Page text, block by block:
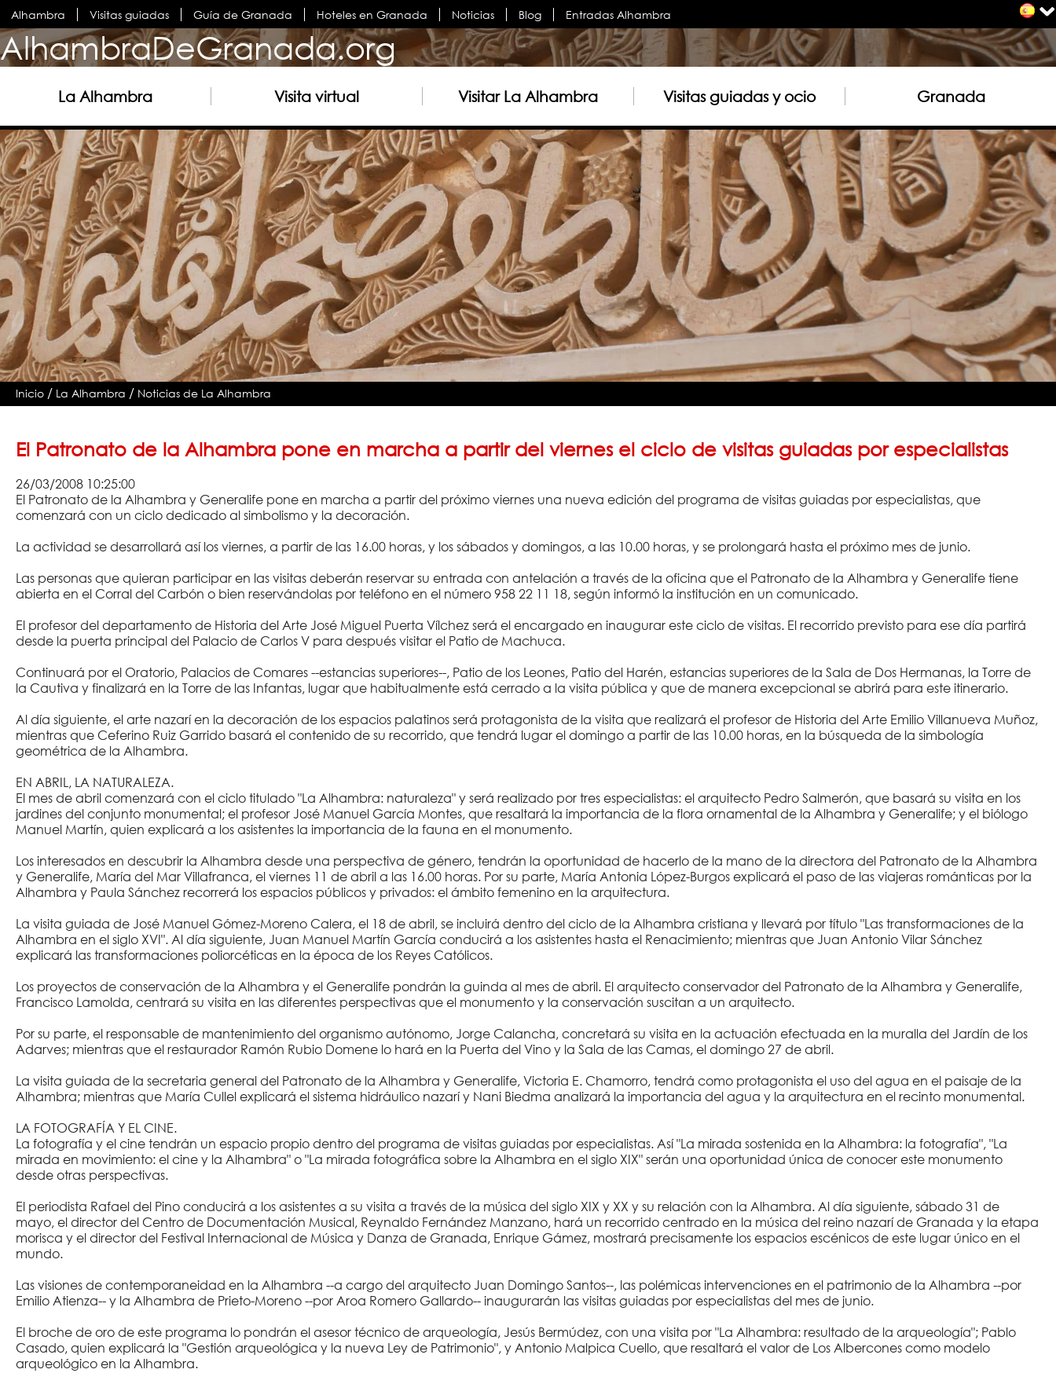
Alhambra Visitas guiadas Guía de Granada Hoteles en Granada Noticias Blog Entradas Alhambra
AlhambraDeGranada.org
La Alhambra Visita virtual Visitar La Alhambra Visitas guiadas y ocio Granada
Inicio / La Alhambra / Noticias de La Alhambra
El Patronato de la Alhambra pone en marcha a partir del viernes el ciclo de visitas guiadas por especialistas
26/03/2008 10:25:00
El Patronato de la Alhambra y Generalife pone en marcha a partir del próximo viernes una nueva edición del programa de visitas guiadas por especialistas, que
comenzará con un ciclo dedicado al simbolismo y la decoración.
La actividad se desarrollará así los viernes, a partir de las 16.00 horas, y los sábados y domingos, a las 10.00 horas, y se prolongará hasta el próximo mes de junio.
Las personas que quieran participar en las visitas deberán reservar su entrada con antelación a través de la oficina que el Patronato de la Alhambra y Generalife tiene
abierta en el Corral del Carbón o bien reservándolas por teléfono en el número 958 22 11 18, según informó la institución en un comunicado.
El profesor del departamento de Historia del Arte José Miguel Puerta Vílchez será el encargado en inaugurar este ciclo de visitas. El recorrido previsto para ese día partirá
desde la puerta principal del Palacio de Carlos V para después visitar el Patio de Machuca.
Continuará por el Oratorio, Palacios de Comares --estancias superiores--, Patio de los Leones, Patio del Harén, estancias superiores de la Sala de Dos Hermanas, la Torre de
la Cautiva y finalizará en la Torre de las Infantas, lugar que habitualmente está cerrado a la visita pública y que de manera excepcional se abrirá para este itinerario.
Al día siguiente, el arte nazarí en la decoración de los espacios palatinos será protagonista de la visita que realizará el profesor de Historia del Arte Emilio Villanueva Muñoz,
mientras que Ceferino Ruiz Garrido basará el contenido de su recorrido, que tendrá lugar el domingo a partir de las 10.00 horas, en la búsqueda de la simbología
geométrica de la Alhambra.
EN ABRIL, LA NATURALEZA.
El mes de abril comenzará con el ciclo titulado "La Alhambra: naturaleza" y será realizado por tres especialistas: el arquitecto Pedro Salmerón, que basará su visita en los
jardines del conjunto monumental; el profesor José Manuel García Montes, que resaltará la importancia de la flora ornamental de la Alhambra y Generalife; y el biólogo
Manuel Martín, quien explicará a los asistentes la importancia de la fauna en el monumento.
Los interesados en descubrir la Alhambra desde una perspectiva de género, tendrán la oportunidad de hacerlo de la mano de la directora del Patronato de la Alhambra
y Generalife, María del Mar Villafranca, el viernes 11 de abril a las 16.00 horas. Por su parte, María Antonia López-Burgos explicará el paso de las viajeras románticas por la
Alhambra y Paula Sánchez recorrerá los espacios públicos y privados: el ámbito femenino en la arquitectura.
La visita guiada de José Manuel Gómez-Moreno Calera, el 18 de abril, se incluirá dentro del ciclo de la Alhambra cristiana y llevará por título "Las transformaciones de la
Alhambra en el siglo XVI". Al día siguiente, Juan Manuel Martín García conducirá a los asistentes hasta el Renacimiento; mientras que Juan Antonio Vilar Sánchez
explicará las transformaciones poliorcéticas en la época de los Reyes Católicos.
Los proyectos de conservación de la Alhambra y el Generalife pondrán la guinda al mes de abril. El arquitecto conservador del Patronato de la Alhambra y Generalife,
Francisco Lamolda, centrará su visita en las diferentes perspectivas que el monumento y la conservación suscitan a un arquitecto.
Por su parte, el responsable de mantenimiento del organismo autónomo, Jorge Calancha, concretará su visita en la actuación efectuada en la muralla del Jardín de los
Adarves; mientras que el restaurador Ramón Rubio Domene lo hará en la Puerta del Vino y la Sala de las Camas, el domingo 27 de abril.
La visita guiada de la secretaria general del Patronato de la Alhambra y Generalife, Victoria E. Chamorro, tendrá como protagonista el uso del agua en el paisaje de la
Alhambra; mientras que María Cullel explicará el sistema hidráulico nazarí y Nani Biedma analizará la importancia del agua y la arquitectura en el recinto monumental.
LA FOTOGRAFÍA Y EL CINE.
La fotografía y el cine tendrán un espacio propio dentro del programa de visitas guiadas por especialistas. Así "La mirada sostenida en la Alhambra: la fotografía", "La
mirada en movimiento: el cine y la Alhambra" o "La mirada fotográfica sobre la Alhambra en el siglo XIX" serán una oportunidad única de conocer este monumento
desde otras perspectivas.
El periodista Rafael del Pino conducirá a los asistentes a su visita a través de la música del siglo XIX y XX y su relación con la Alhambra. Al día siguiente, sábado 31 de
mayo, el director del Centro de Documentación Musical, Reynaldo Fernández Manzano, hará un recorrido centrado en la música del reino nazarí de Granada y la etapa
morisca y el director del Festival Internacional de Música y Danza de Granada, Enrique Gámez, mostrará precisamente los espacios escénicos de este lugar único en el
mundo.
Las visiones de contemporaneidad en la Alhambra --a cargo del arquitecto Juan Domingo Santos--, las polémicas intervenciones en el patrimonio de la Alhambra --por
Emilio Atienza-- y la Alhambra de Prieto-Moreno --por Aroa Romero Gallardo-- inaugurarán las visitas guiadas por especialistas del mes de junio.
El broche de oro de este programa lo pondrán el asesor técnico de arqueología, Jesús Bermúdez, con una visita por "La Alhambra: resultado de la arqueología"; Pablo
Casado, quien explicará la "Gestión arqueológica y la nueva Ley de Patrimonio", y Antonio Malpica Cuello, que resaltará el valor de Los Albercones como modelo
arqueológico en la Alhambra.